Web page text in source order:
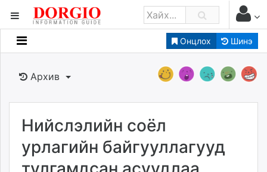
Онцлох Шинэ
Мэдээллийн
Банк санхүү
Бизнес ААН
Төрийн
Архив
Нийслэлийн соёл
урлагийн байгууллагууд